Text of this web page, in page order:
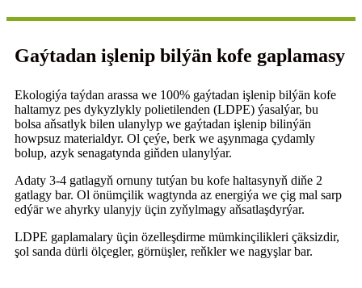
Gaýtadan işlenip bilýän kofe gaplamasy
Ekologiýa taýdan arassa we 100% gaýtadan işlenip bilýän kofe
haltamyz pes dykyzlykly polietilenden (LDPE) ýasalýar, bu
bolsa aňsatlyk bilen ulanylyp we gaýtadan işlenip bilinýän
howpsuz materialdyr. Ol çeýe, berk we aşynmaga çydamly
bolup, azyk senagatynda giňden ulanylýar.
Adaty 3-4 gatlagyň ornuny tutýan bu kofe haltasynyň diňe 2
gatlagy bar. Ol önümçilik wagtynda az energiýa we çig mal sarp
edýär we ahyrky ulanyjy üçin zyňylmagy aňsatlaşdyrýar.
LDPE gaplamalary üçin özelleşdirme mümkinçilikleri çäksizdir,
şol sanda dürli ölçegler, görnüşler, reňkler we nagyşlar bar.